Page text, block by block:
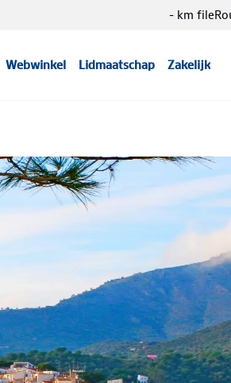
Webwinkel Lidmaatschap Zakelijk
- km file